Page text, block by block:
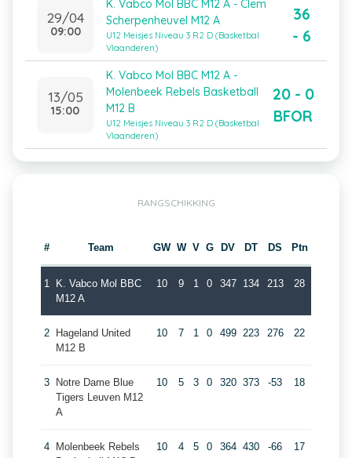
29/04
09:00
K. Vabco Mol BBC M12 A - Clem
Scherpenheuvel M12 A
U12 Meisjes Niveau 3 R2 D (Basketbal
Vlaanderen)
36
- 6
13/05
15:00
K. Vabco Mol BBC M12 A -
Molenbeek Rebels Basketball
M12 B
U12 Meisjes Niveau 3 R2 D (Basketbal
Vlaanderen)
20 - 0
BFOR
RANGSCHIKKING
# Team GW W V G DV DT DS Ptn
1
K. Vabco Mol BBC
M12 A
10 9 1 0 347 134 213 28
2
Hageland United
M12 B
10 7 1 0 499 223 276 22
3
Notre Dame Blue
Tigers Leuven M12
A
10 5 3 0 320 373 -53 18
4
Molenbeek Rebels
10 4 5 0 364 430 -66 17